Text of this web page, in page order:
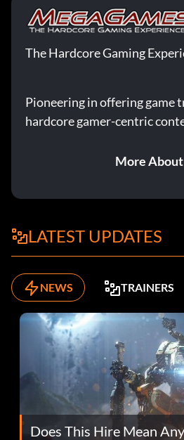
The Hardcore Gaming
Pioneering in offering game
hardcore gamer-centric
More About
LATEST UPDATES
NEWS TRAINERS
Does This Hire Mean